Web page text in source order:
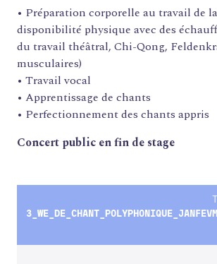
• Préparation corporelle au travail de
disponibilité physique avec des
du travail théâtral, Chi-Qong,
musculaires)
• Travail vocal
• Apprentissage de chants
• Perfectionnement des chants appris
Concert public en fin de stage
QUI SOMMES-NOUS ?
THÉMATIQUES
RECHERCHE
CONTACT
AGENDA
ANNUAIRE